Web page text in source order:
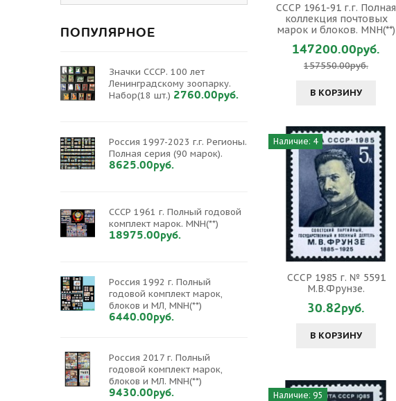
СССР 1961-91 г.г. Полная
коллекция почтовых
марок и блоков. MNH(**)
147200.00руб.
157550.00руб.
В КОРЗИНУ
Наличие: 4
СССР 1985 г. № 5591
М.В.Фрунзе.
30.82руб.
В КОРЗИНУ
Наличие: 95
ПОПУЛЯРНОЕ
Значки СССР. 100 лет
Ленинградскому зоопарку.
Набор(18 шт.) 2760.00руб.
Россия 1997-2023 г.г. Регионы.
Полная серия (90 марок).
8625.00руб.
СССР 1961 г. Полный годовой
комплект марок. MNH(**)
18975.00руб.
Россия 1992 г. Полный
годовой комплект марок,
блоков и МЛ, MNH(**)
6440.00руб.
Россия 2017 г. Полный
годовой комплект марок,
блоков и МЛ. MNH(**)
9430.00руб.